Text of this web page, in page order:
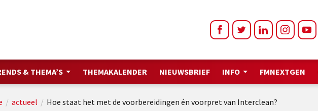
& THEMA’S THEMAKALENDER NIEUWSBRIEF INFO FMNEXTGEN
/ actueel / Hoe staat het met de voorbereidingen én voorpret van Interclean?